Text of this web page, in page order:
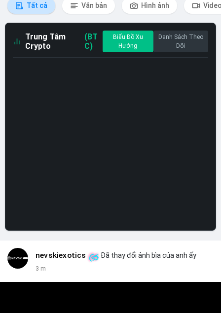
Tất cả Văn bản Hình ảnh
Trung Tâm
Crypto
(BT
C)
Biểu Đồ Xu
Hướng
Danh Sách Theo
Dõi
nevskiexotics Đã thay đổi ảnh bìa của anh ấy
3 m